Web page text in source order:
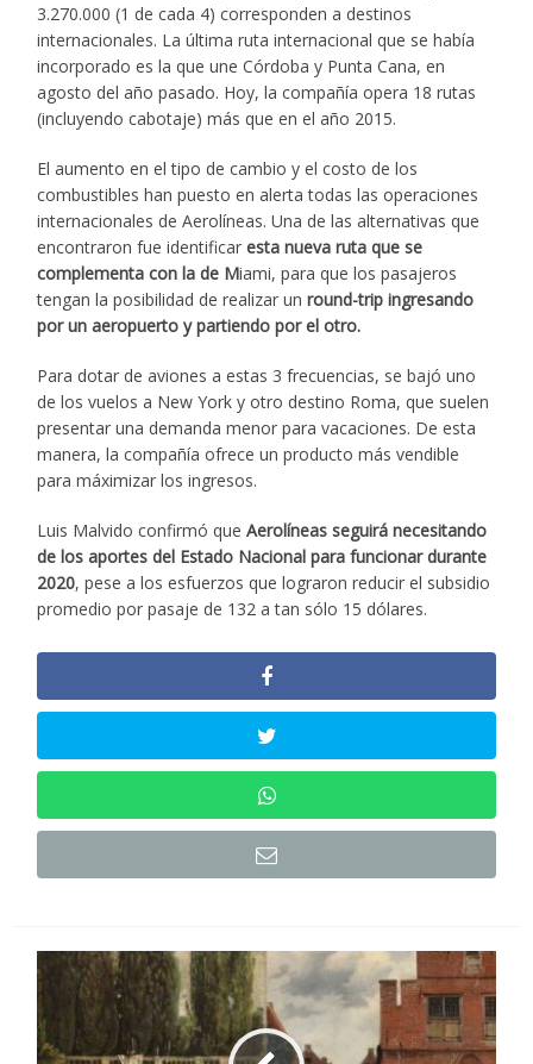
3.270.000 (1 de cada 4) corresponden a destinos
internacionales. La última ruta internacional que se había
incorporado es la que une Córdoba y Punta Cana, en
agosto del año pasado. Hoy, la compañía opera 18 rutas
(incluyendo cabotaje) más que en el año 2015.
El aumento en el tipo de cambio y el costo de los
combustibles han puesto en alerta todas las operaciones
internacionales de Aerolíneas. Una de las alternativas que
encontraron fue identificaresta nueva ruta que se
complementa con la de Miami, para que los pasajeros
tengan la posibilidad de realizar un round-trip ingresando
por un aeropuerto y partiendo por el otro.
Para dotar de aviones a estas 3 frecuencias, se bajó uno
de los vuelos a New York y otro destino Roma, que suelen
presentar una demanda menor para vacaciones. De esta
manera, la compañía ofrece un producto más vendible
para máximizar los ingresos.
Luis Malvido confirmó queAerolíneas seguirá necesitando
de los aportes del Estado Nacional para funcionar durante
2020, pese a los esfuerzos que lograron reducir el subsidio
promedio por pasaje de 132 a tan sólo 15 dólares.